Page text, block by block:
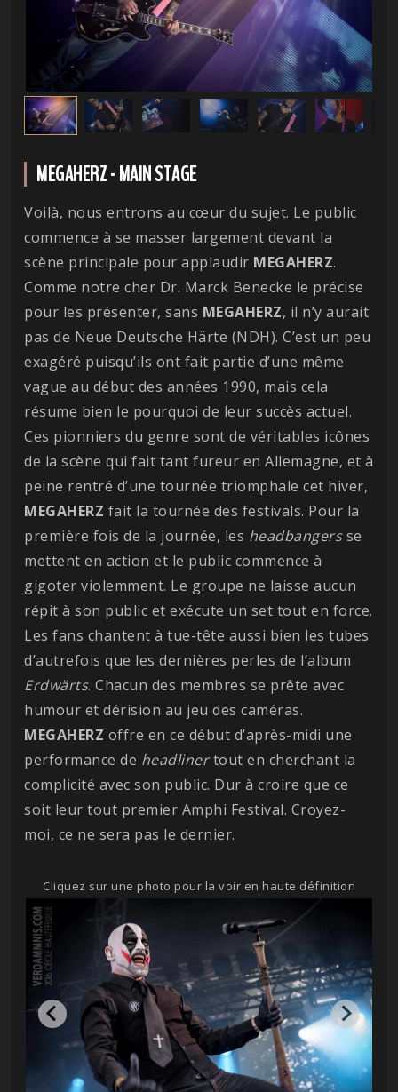
MEGAHERZ - MAIN STAGE
Voilà, nous entrons au cœur du sujet. Le public
commence à se masser largement devant la
scène principale pour applaudir MEGAHERZ.
Comme notre cher Dr. Marck Benecke le précise
pour les présenter, sans MEGAHERZ, il n’y aurait
pas de Neue Deutsche Härte (NDH). C’est un peu
exagéré puisqu’ils ont fait partie d’une même
vague au début des années 1990, mais cela
résume bien le pourquoi de leur succès actuel.
Ces pionniers du genre sont de véritables icônes
de la scène qui fait tant fureur en Allemagne, et à
peine rentré d’une tournée triomphale cet hiver,
MEGAHERZ fait la tournée des festivals. Pour la
première fois de la journée, les headbangersse
mettent en action et le public commence à
gigoter violemment. Le groupe ne laisse aucun
répit à son public et exécute un set tout en force.
Les fans chantent à tue-tête aussi bien les tubes
d’autrefois que les dernières perles de l’album
Erdwärts. Chacun des membres se prête avec
humour et dérision au jeu des caméras.
MEGAHERZ offre en ce début d’après-midi une
performance de headlinertout en cherchant la
complicité avec son public. Dur à croire que ce
soit leur tout premier Amphi Festival. Croyez-
moi, ce ne sera pas le dernier.
Cliquez sur une photo pour la voir en haute définition